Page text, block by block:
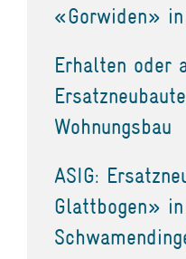
«Gorwiden»
Erhalten oder
Wohnungsbau
ASIG:
Glattbogen»